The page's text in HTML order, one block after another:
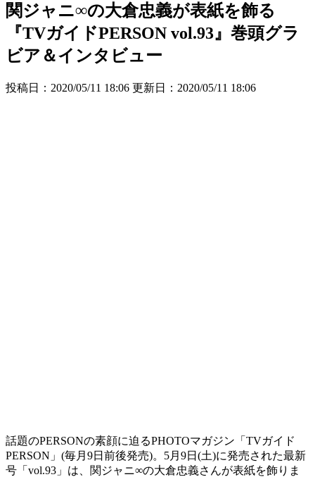
関ジャニ∞の大倉忠義が表紙を飾る
『TVガイドPERSON vol.93』巻頭グラ
ビア＆インタビュー
投稿日：2020/05/11 18:06 更新日： 2020/05/11 18:06
話題のPERSONの素顔に迫るPHOTOマガジン「TVガイド
PERSON」(毎月9日前後発売)。5月9日(土)に発売された最新
号「vol.93」は、関ジャニ∞の大倉忠義さんが表紙を飾りま